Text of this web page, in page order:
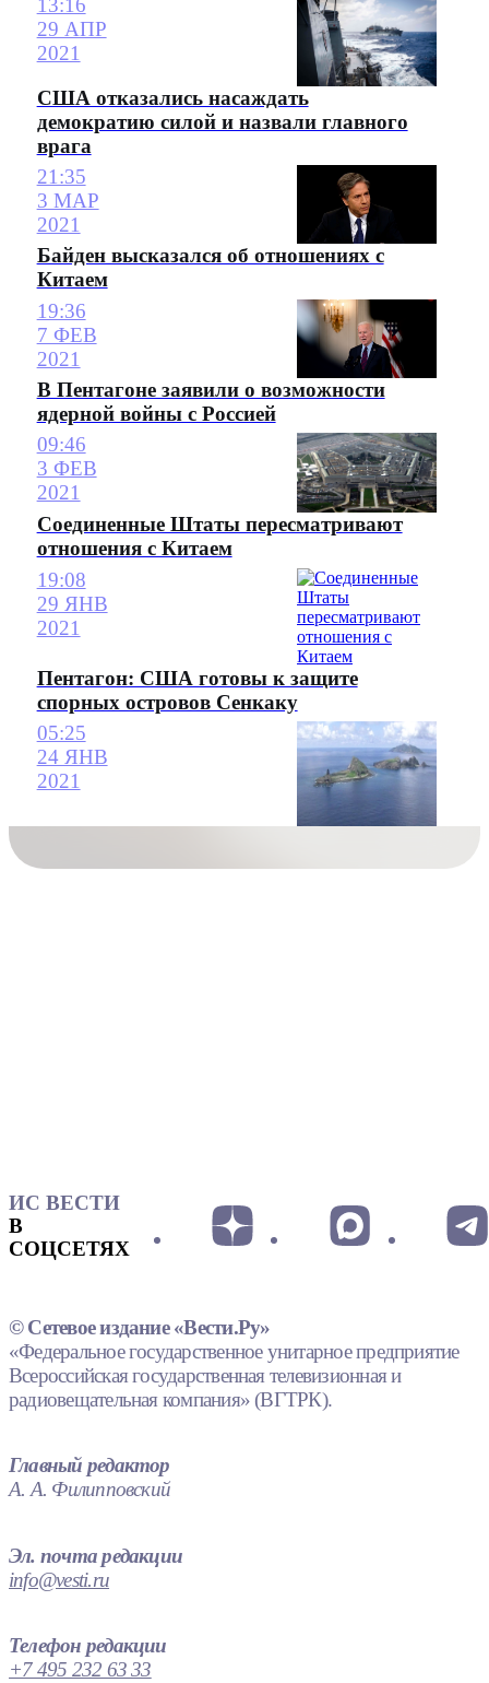
29 АПР
2021
США отказались насаждать
демократию силой и назвали главного
врага
21:35
3 МАР
2021
Байден высказался об отношениях с
Китаем
19:36
7 ФЕВ
2021
В Пентагоне заявили о возможности
ядерной войны с Россией
09:46
3 ФЕВ
2021
Соединенные Штаты пересматривают
отношения с Китаем
19:08
29 ЯНВ
2021
Пентагон: США готовы к защите
спорных островов Сенкаку
05:25
24 ЯНВ
2021
ИС ВЕСТИ
В
СОЦСЕТЯХ
© Сетевое издание «Вести.Ру»
«Федеральное государственное унитарное предприятие
Всероссийская государственная телевизионная и
радиовещательная компания» (ВГТРК).
Главный редактор
А. А. Филипповский
Эл. почта редакции
info@vesti.ru
Телефон редакции
+7 495 232 63 33